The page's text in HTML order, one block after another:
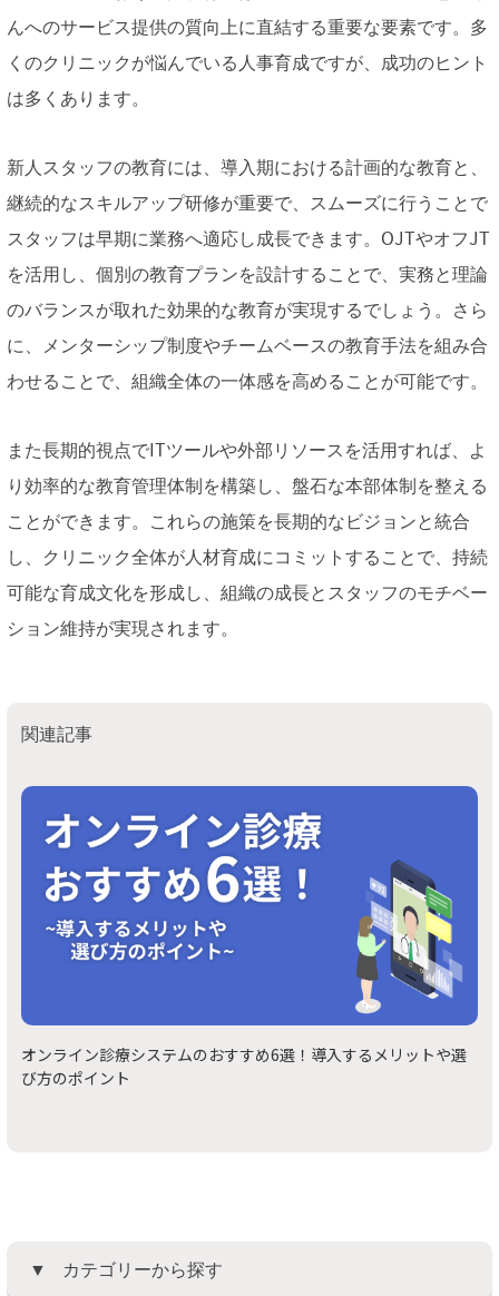
んへのサービス提供の質向上に直結する重要な要素です。多
くのクリニックが悩んでいる人事育成ですが、成功のヒント
は多くあります。
新人スタッフの教育には、導入期における計画的な教育と、
継続的なスキルアップ研修が重要で、スムーズに行うことで
スタッフは早期に業務へ適応し成長できます。OJTやオフJT
を活用し、個別の教育プランを設計することで、実務と理論
のバランスが取れた効果的な教育が実現するでしょう。さら
に、メンターシップ制度やチームベースの教育手法を組み合
わせることで、組織全体の一体感を高めることが可能です。
また長期的視点でITツールや外部リソースを活用すれば、よ
り効率的な教育管理体制を構築し、盤石な本部体制を整える
ことができます。これらの施策を長期的なビジョンと統合
し、クリニック全体が人材育成にコミットすることで、持続
可能な育成文化を形成し、組織の成長とスタッフのモチベー
ション維持が実現されます。
関連記事
オンライン診療システムのおすすめ6選！導入するメリットや選
び方のポイント
カテゴリーから探す